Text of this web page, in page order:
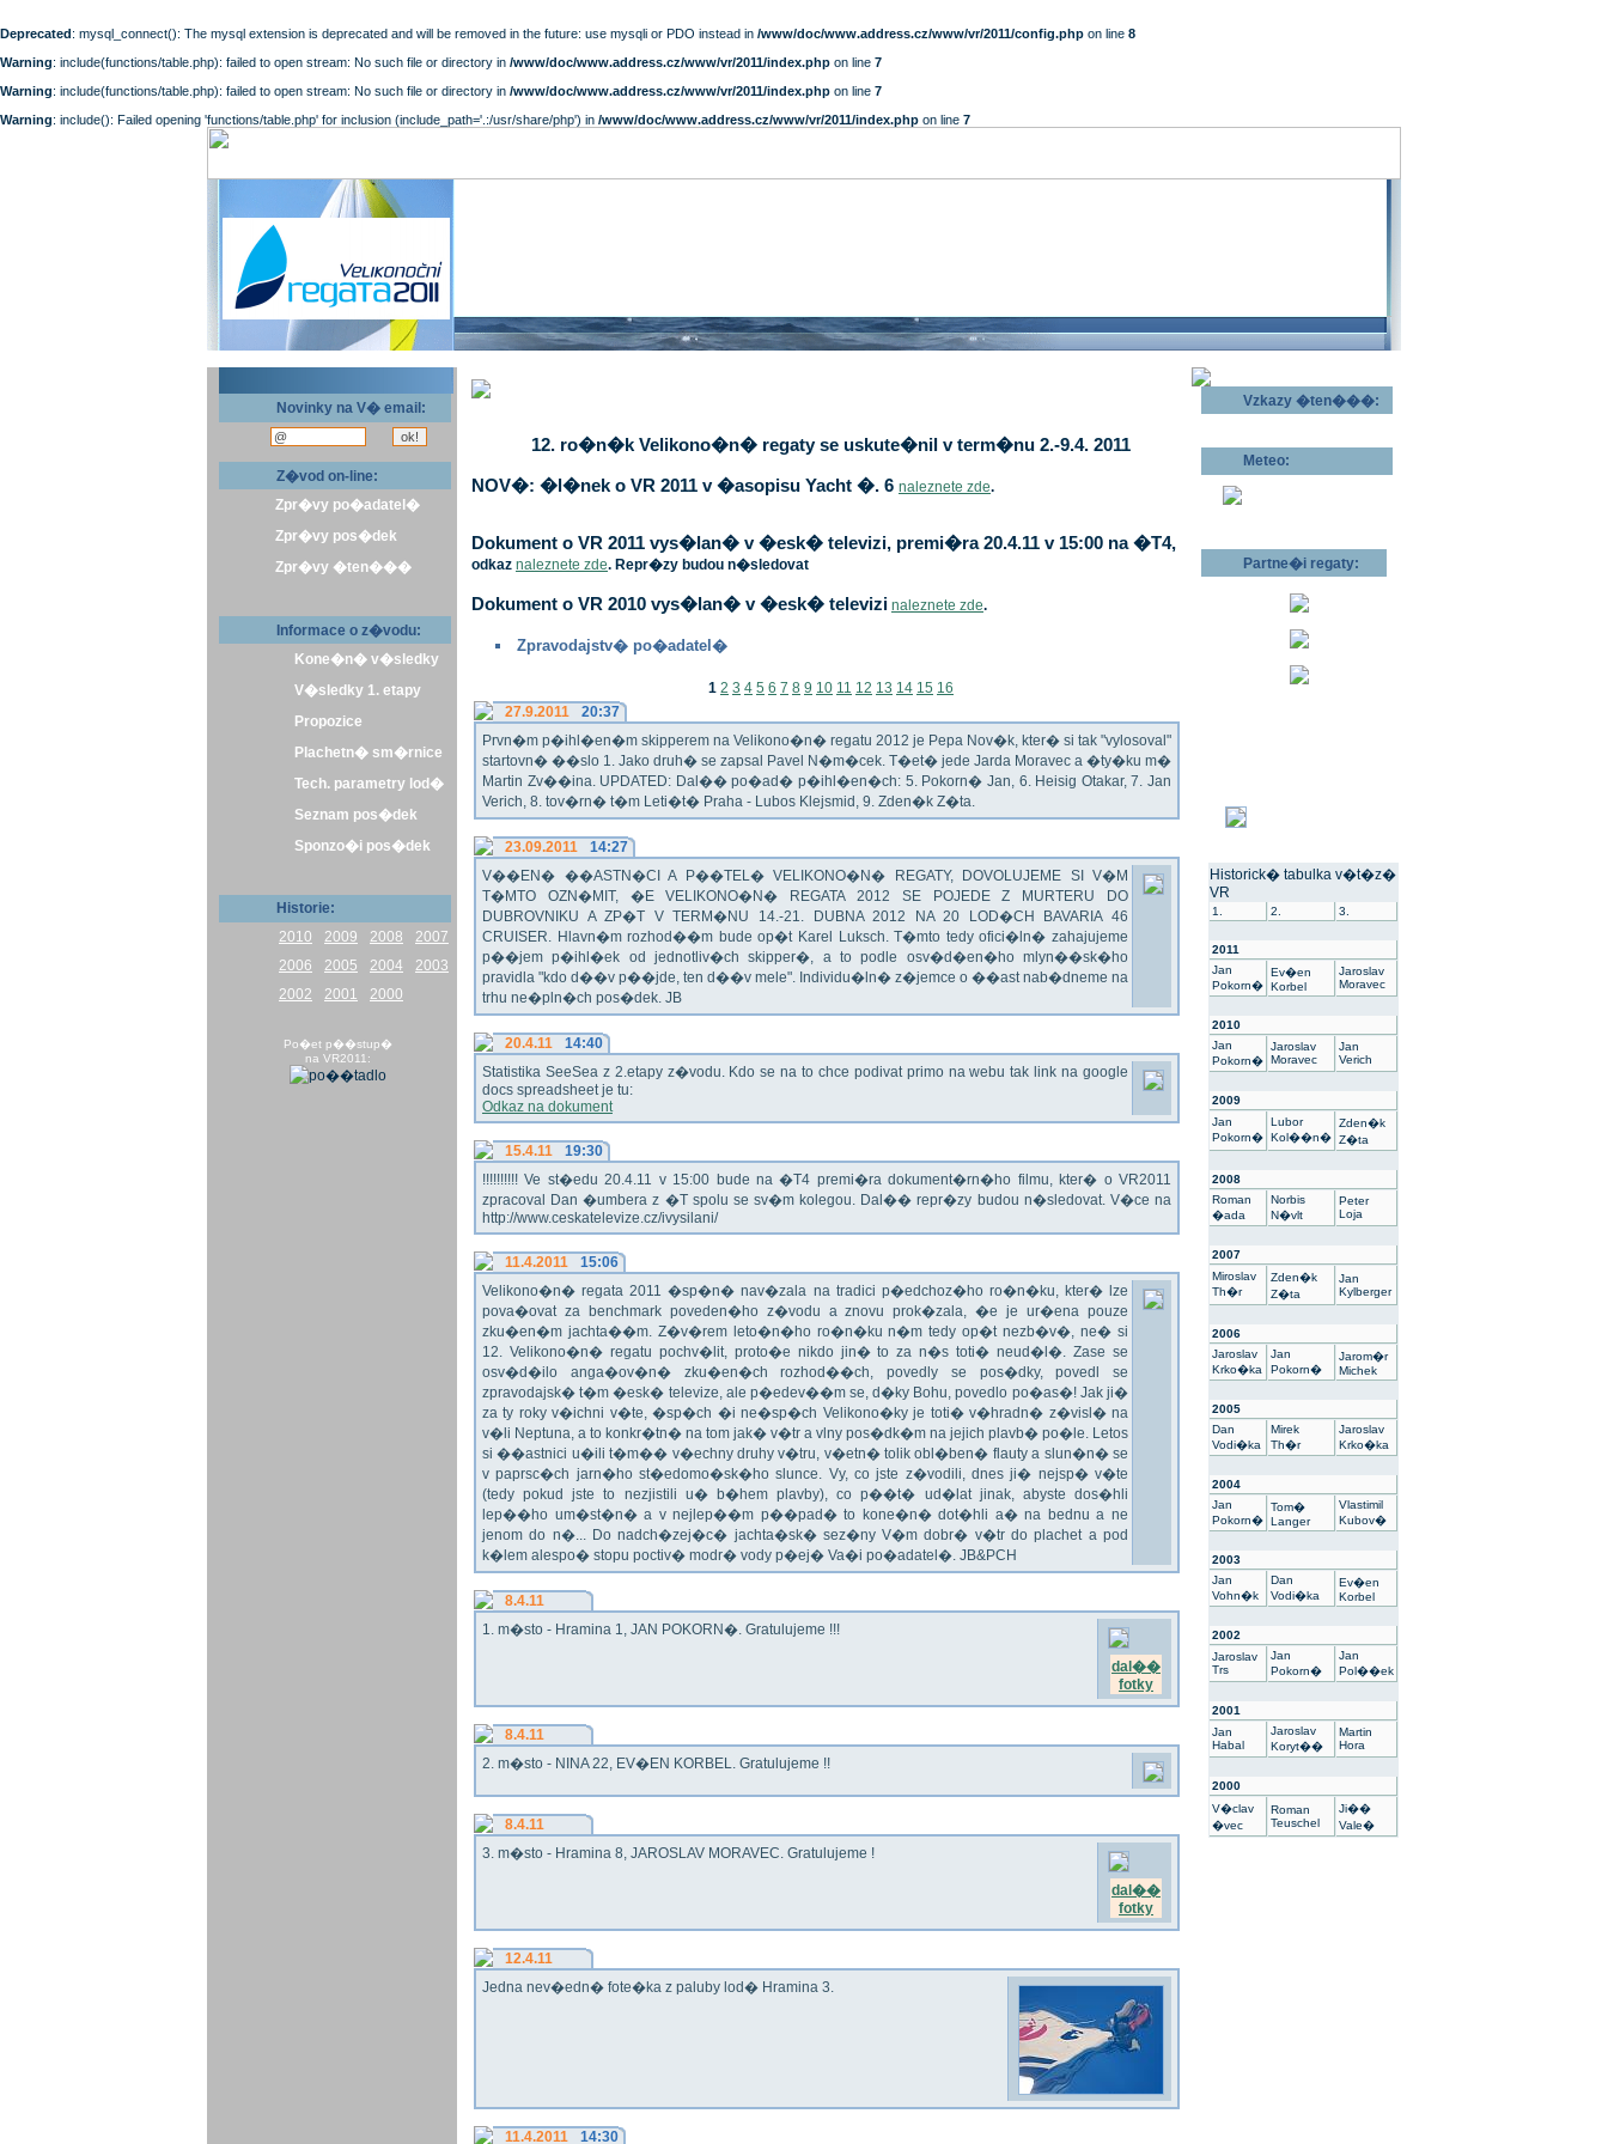
Deprecated: mysql_connect(): The mysql extension is deprecated and will be removed in the future: use mysqli or PDO instead in /www/doc/www.address.cz/www/vr/2011/config.php on line 8
Warning: include(functions/table.php): failed to open stream: No such file or directory in /www/doc/www.address.cz/www/vr/2011/index.php on line 7
Warning: include(functions/table.php): failed to open stream: No such file or directory in /www/doc/www.address.cz/www/vr/2011/index.php on line 7
Warning: include(): Failed opening 'functions/table.php' for inclusion (include_path='.:/usr/share/php') in /www/doc/www.address.cz/www/vr/2011/index.php on line 7
Novinky na V� email:
Z�vod on-line:
Zpr�vy po�adatel�
Zpr�vy pos�dek
Zpr�vy �ten���
Informace o z�vodu:
Kone�n� v�sledky
V�sledky 1. etapy
Propozice
Plachetn� sm�rnice
Tech. parametry lod�
Seznam pos�dek
Sponzo�i pos�dek
Historie:
2010
2009 2008
2007
2006
2005 2004
2003
2002
2001 2000
Po�et p��stup�
na VR2011:
12. ro�n�k Velikono�n� regaty se uskute�nil v term�nu 2.-9.4. 2011
NOV�: �l�nek o VR 2011 v �asopisu Yacht �. 6 naleznete zde.
Dokument o VR 2011 vys�lan� v �esk� televizi, premi�ra 20.4.11 v 15:00 na �T4,
odkaz naleznete zde. Repr�zy budou n�sledovat
Dokument o VR 2010 vys�lan� v �esk� televizi naleznete zde.
Zpravodajstv� po�adatel�
1 2 3 4 5 6 7 8 9 10 11 12 13 14 15 16
27.9.2011
20:37
Prvn�m p�ihl�en�m skipperem na Velikono�n� regatu 2012 je Pepa Nov�k, kter� si tak "vylosoval"
startovn� ��slo 1. Jako druh� se zapsal Pavel N�m�cek. T�et� jede Jarda Moravec a �ty�ku m�
Martin Zv��ina. UPDATED: Dal�� po�ad� p�ihl�en�ch: 5. Pokorn� Jan, 6. Heisig Otakar, 7. Jan
Verich, 8. tov�rn� t�m Leti�t� Praha - Lubos Klejsmid, 9. Zden�k Z�ta.
23.09.2011
14:27
V��EN� ��ASTN�CI A P��TEL� VELIKONO�N� REGATY, DOVOLUJEME SI V�M
T�MTO OZN�MIT, �E VELIKONO�N� REGATA 2012 SE POJEDE Z MURTERU DO
DUBROVNIKU A ZP�T V TERM�NU 14.-21. DUBNA 2012 NA 20 LOD�CH BAVARIA 46
CRUISER. Hlavn�m rozhod��m bude op�t Karel Luksch. T�mto tedy ofici�ln� zahajujeme
p��jem p�ihl�ek od jednotliv�ch skipper�, a to podle osv�d�en�ho mlyn��sk�ho
pravidla "kdo d��v p��jde, ten d��v mele". Individu�ln� z�jemce o ��ast nab�dneme na
trhu ne�pln�ch pos�dek. JB
20.4.11
14:40
Statistika SeeSea z 2.etapy z�vodu. Kdo se na to chce podivat primo na webu tak link na google
docs spreadsheet je tu:
Odkaz na dokument
15.4.11
19:30
!!!!!!!!!! Ve st�edu 20.4.11 v 15:00 bude na �T4 premi�ra dokument�rn�ho filmu, kter� o VR2011
zpracoval Dan �umbera z �T spolu se sv�m kolegou. Dal�� repr�zy budou n�sledovat. V�ce na
http://www.ceskatelevize.cz/ivysilani/
11.4.2011
15:06
Velikono�n� regata 2011 �sp�n� nav�zala na tradici p�edchoz�ho ro�n�ku, kter� lze
pova�ovat za benchmark poveden�ho z�vodu a znovu prok�zala, �e je ur�ena pouze
zku�en�m jachta��m. Z�v�rem leto�n�ho ro�n�ku n�m tedy op�t nezb�v�, ne� si
12. Velikono�n� regatu pochv�lit, proto�e nikdo jin� to za n�s toti� neud�l�. Zase se
osv�d�ilo anga�ov�n� zku�en�ch rozhod��ch, povedly se pos�dky, povedl se
zpravodajsk� t�m �esk� televize, ale p�edev��m se, d�ky Bohu, povedlo po�as�! Jak ji�
za ty roky v�ichni v�te, �sp�ch �i ne�sp�ch Velikono�ky je toti� v�hradn� z�visl� na
v�li Neptuna, a to konkr�tn� na tom jak� v�tr a vlny pos�dk�m na jejich plavb� po�le. Letos
si ��astnici u�ili t�m�� v�echny druhy v�tru, v�etn� tolik obl�ben� flauty a slun�n� se
v paprsc�ch jarn�ho st�edomo�sk�ho slunce. Vy, co jste z�vodili, dnes ji� nejsp� v�te
(tedy pokud jste to nezjistili u� b�hem plavby), co p��t� ud�lat jinak, abyste dos�hli
lep��ho um�st�n� a v nejlep��m p��pad� to kone�n� dot�hli a� na bednu a ne
jenom do n�... Do nadch�zej�c� jachta�sk� sez�ny V�m dobr� v�tr do plachet a pod
k�lem alespo� stopu poctiv� modr� vody p�ej� Va�i po�adatel�. JB&PCH
8.4.11
1. m�sto - Hramina 1, JAN POKORN�. Gratulujeme !!!
dal��
fotky
8.4.11
2. m�sto - NINA 22, EV�EN KORBEL. Gratulujeme !!
8.4.11
3. m�sto - Hramina 8, JAROSLAV MORAVEC. Gratulujeme !
dal��
fotky
12.4.11
Jedna nev�edn� fote�ka z paluby lod� Hramina 3.
11.4.2011 14:30
Vzkazy �ten���:
Meteo:
Partne�i regaty:
Historick� tabulka v�t�z�
VR
1. 2. 3.
2011
Jan
Pokorn�
Ev�en
Korbel
Jaroslav
Moravec
2010
Jan
Pokorn�
Jaroslav
Moravec
Jan
Verich
2009
Jan
Pokorn�
Lubor
Kol��n�
Zden�k
Z�ta
2008
Roman
�ada
Norbis
N�vlt
Peter
Loja
2007
Miroslav
Th�r
Zden�k
Z�ta
Jan
Kylberger
2006
Jaroslav
Krko�ka
Jan
Pokorn�
Jarom�r
Michek
2005
Dan
Vodi�ka
Mirek
Th�r
Jaroslav
Krko�ka
2004
Jan
Pokorn�
Tom�
Langer
Vlastimil
Kubov�
2003
Jan
Vohn�k
Dan
Vodi�ka
Ev�en
Korbel
2002
Jaroslav
Trs
Jan
Pokorn�
Jan
Pol��ek
2001
Jan
Habal
Jaroslav
Koryt��
Martin
Hora
2000
V�clav
�vec
Roman
Teuschel
Ji��
Vale�